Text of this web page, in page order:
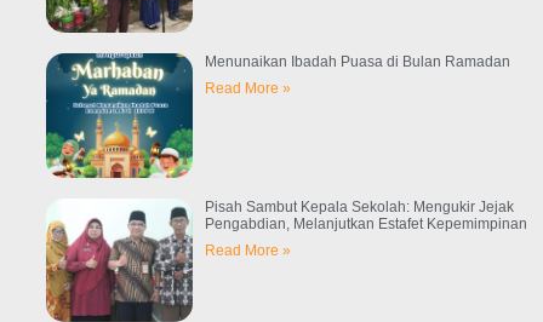
Menunaikan Ibadah Puasa di Bulan Ramadan
Read More »
Pisah Sambut Kepala Sekolah: Mengukir Jejak
Pengabdian, Melanjutkan Estafet Kepemimpinan
Read More »